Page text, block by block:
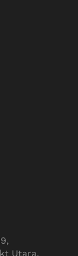
Utara,